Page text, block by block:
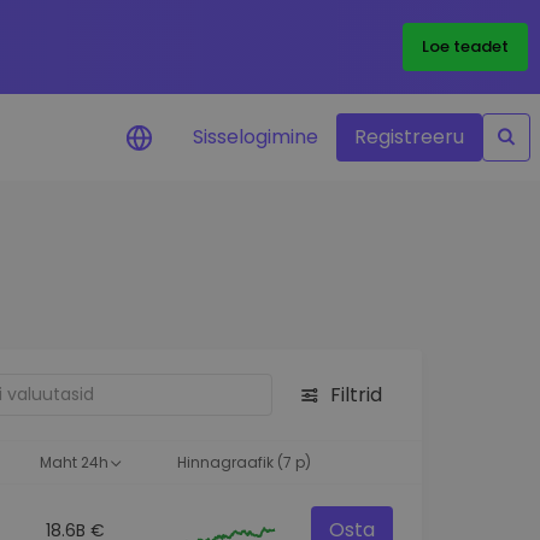
Loe teadet
Sisselogimine Registreeru
Filtrid
Maht 24h Hinnagraafik (7 p)
18.6B € Osta